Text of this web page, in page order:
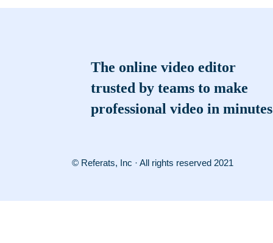
The online video editor
trusted by teams to make
professional video in minutes
© Referats, Inc · All rights reserved 2021